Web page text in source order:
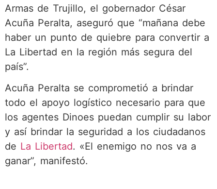
Armas de Trujillo, el gobernador César
Acuña Peralta, aseguró que “mañana debe
haber un punto de quiebre para convertir a
La Libertad en la región más segura del
país”.
Acuña Peralta se comprometió a brindar
todo el apoyo logístico necesario para que
los agentes Dinoes puedan cumplir su labor
y así brindar la seguridad a los ciudadanos
de La Libertad. «El enemigo no nos va a
ganar”, manifestó.